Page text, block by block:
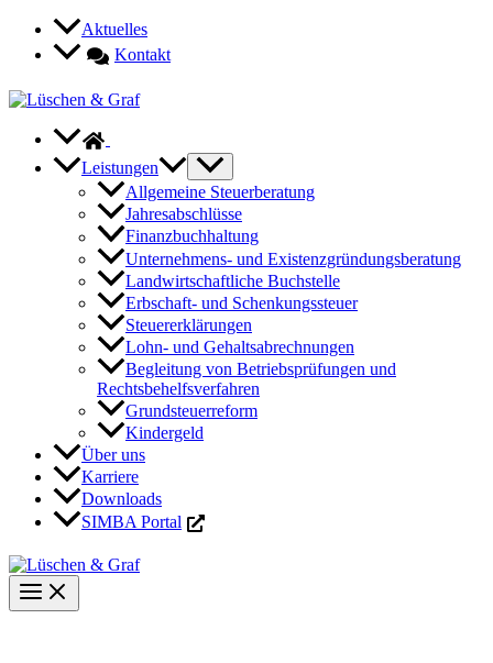
Zum
springen
Aktuelles
Kontakt
Leistungen
Allgemeine Steuerberatung
Jahresabschlüsse
Finanzbuchhaltung
Unternehmens- und Existenzgründungsberatung
Landwirtschaftliche Buchstelle
Erbschaft- und Schenkungssteuer
Steuererklärungen
Lohn- und Gehaltsabrechnungen
Begleitung von Betriebsprüfungen und
Rechtsbehelfsverfahren
Grundsteuerreform
Kindergeld
Über uns
Karriere
Downloads
SIMBA Portal